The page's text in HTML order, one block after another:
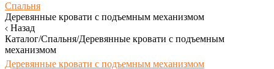
Спальня
Деревянные кровати с подъемным механизмом
Назад
Каталог/Спальня/Деревянные кровати с подъемным
механизмом
Деревянные кровати с подъемным механизмом